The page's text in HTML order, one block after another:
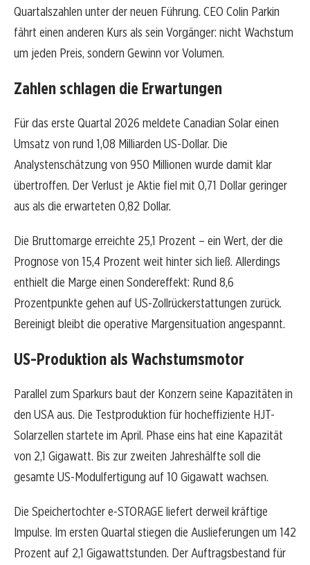
Quartalszahlen unter der neuen Führung. CEO Colin Parkin
fährt einen anderen Kurs als sein Vorgänger: nicht Wachstum
um jeden Preis, sondern Gewinn vor Volumen.
Zahlen schlagen die Erwartungen
Für das erste Quartal 2026 meldete Canadian Solar einen
Umsatz von rund 1,08 Milliarden US-Dollar. Die
Analystenschätzung von 950 Millionen wurde damit klar
übertroffen. Der Verlust je Aktie fiel mit 0,71 Dollar geringer
aus als die erwarteten 0,82 Dollar.
Die Bruttomarge erreichte 25,1 Prozent – ein Wert, der die
Prognose von 15,4 Prozent weit hinter sich ließ. Allerdings
enthielt die Marge einen Sondereffekt: Rund 8,6
Prozentpunkte gehen auf US-Zollrückerstattungen zurück.
Bereinigt bleibt die operative Margensituation angespannt.
US-Produktion als Wachstumsmotor
Parallel zum Sparkurs baut der Konzern seine Kapazitäten in
den USA aus. Die Testproduktion für hocheffiziente HJT-
Solarzellen startete im April. Phase eins hat eine Kapazität
von 2,1 Gigawatt. Bis zur zweiten Jahreshälfte soll die
gesamte US-Modulfertigung auf 10 Gigawatt wachsen.
Die Speichertochter e-STORAGE liefert derweil kräftige
Impulse. Im ersten Quartal stiegen die Auslieferungen um 142
Prozent auf 2,1 Gigawattstunden. Der Auftragsbestand für